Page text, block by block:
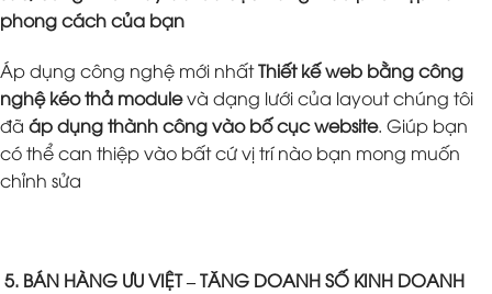
phong cách của bạn
Áp dụng công nghệ mới nhấtThiết kế web bằng công
nghệ kéo thả modulevà dạng lưới của layout chúng tôi
đã áp dụng thành công vào bố cục website. Giúp bạn
có thể can thiệp vào bất cứ vị trí nào bạn mong muốn
chỉnh sửa
5. BÁN HÀNG ƯU VIỆT – TĂNG DOANH SỐ KINH DOANH